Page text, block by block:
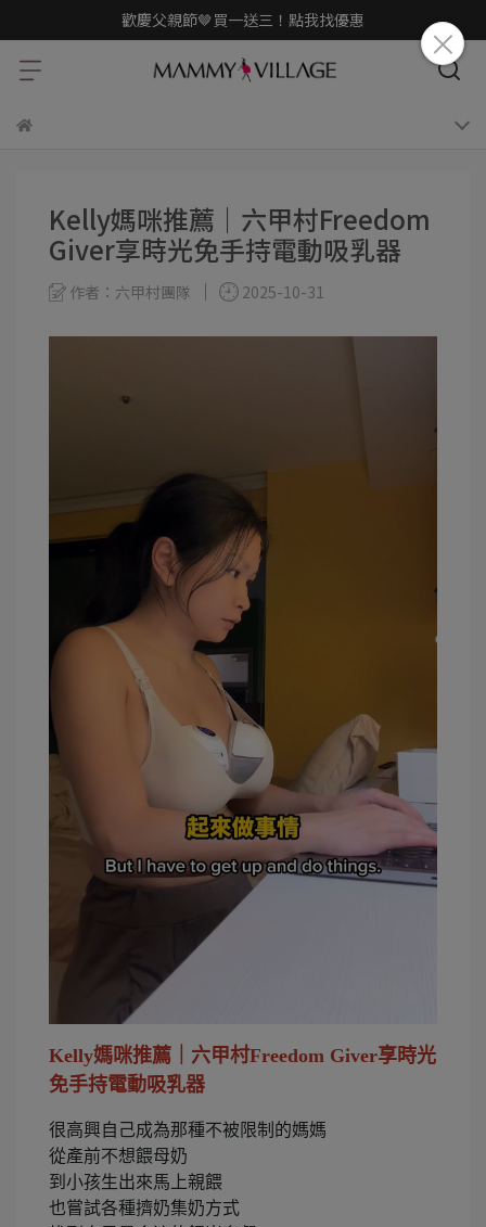
歡慶父親節🤎買一送三！點我找優惠
Kelly媽咪推薦｜六甲村Freedom
Giver享時光免手持電動吸乳器
作者：六甲村團隊 2025-10-31
Kelly媽咪推薦｜六甲村Freedom Giver享時光
免手持電動吸乳器
很高興自己成為那種不被限制的媽媽
從產前不想餵母奶
到小孩生出來馬上親餵
也嘗試各種擠奶集奶方式